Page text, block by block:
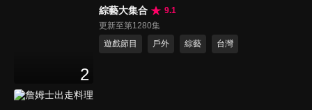
2
綜藝大集合
9.1
更新至第1280集
遊戲節目
戶外 綜藝 台灣